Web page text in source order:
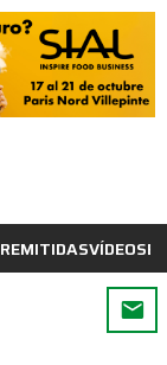
REMITIDASVÍDEOS